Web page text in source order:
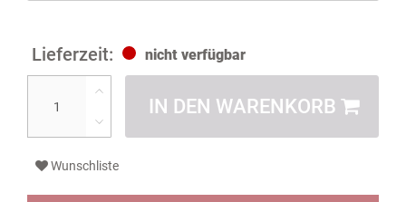
nicht verfügbar
IN DEN WARENKORB
Wunschliste